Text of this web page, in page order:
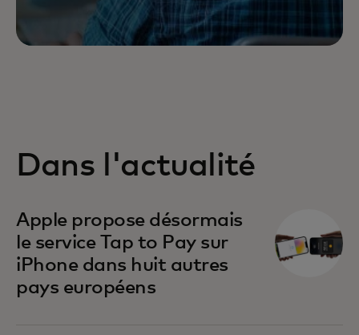
Dans l'actualité
Apple propose désormais
le service Tap to Pay sur
iPhone dans huit autres
pays européens
s’ouvre dans un nouvel onglet